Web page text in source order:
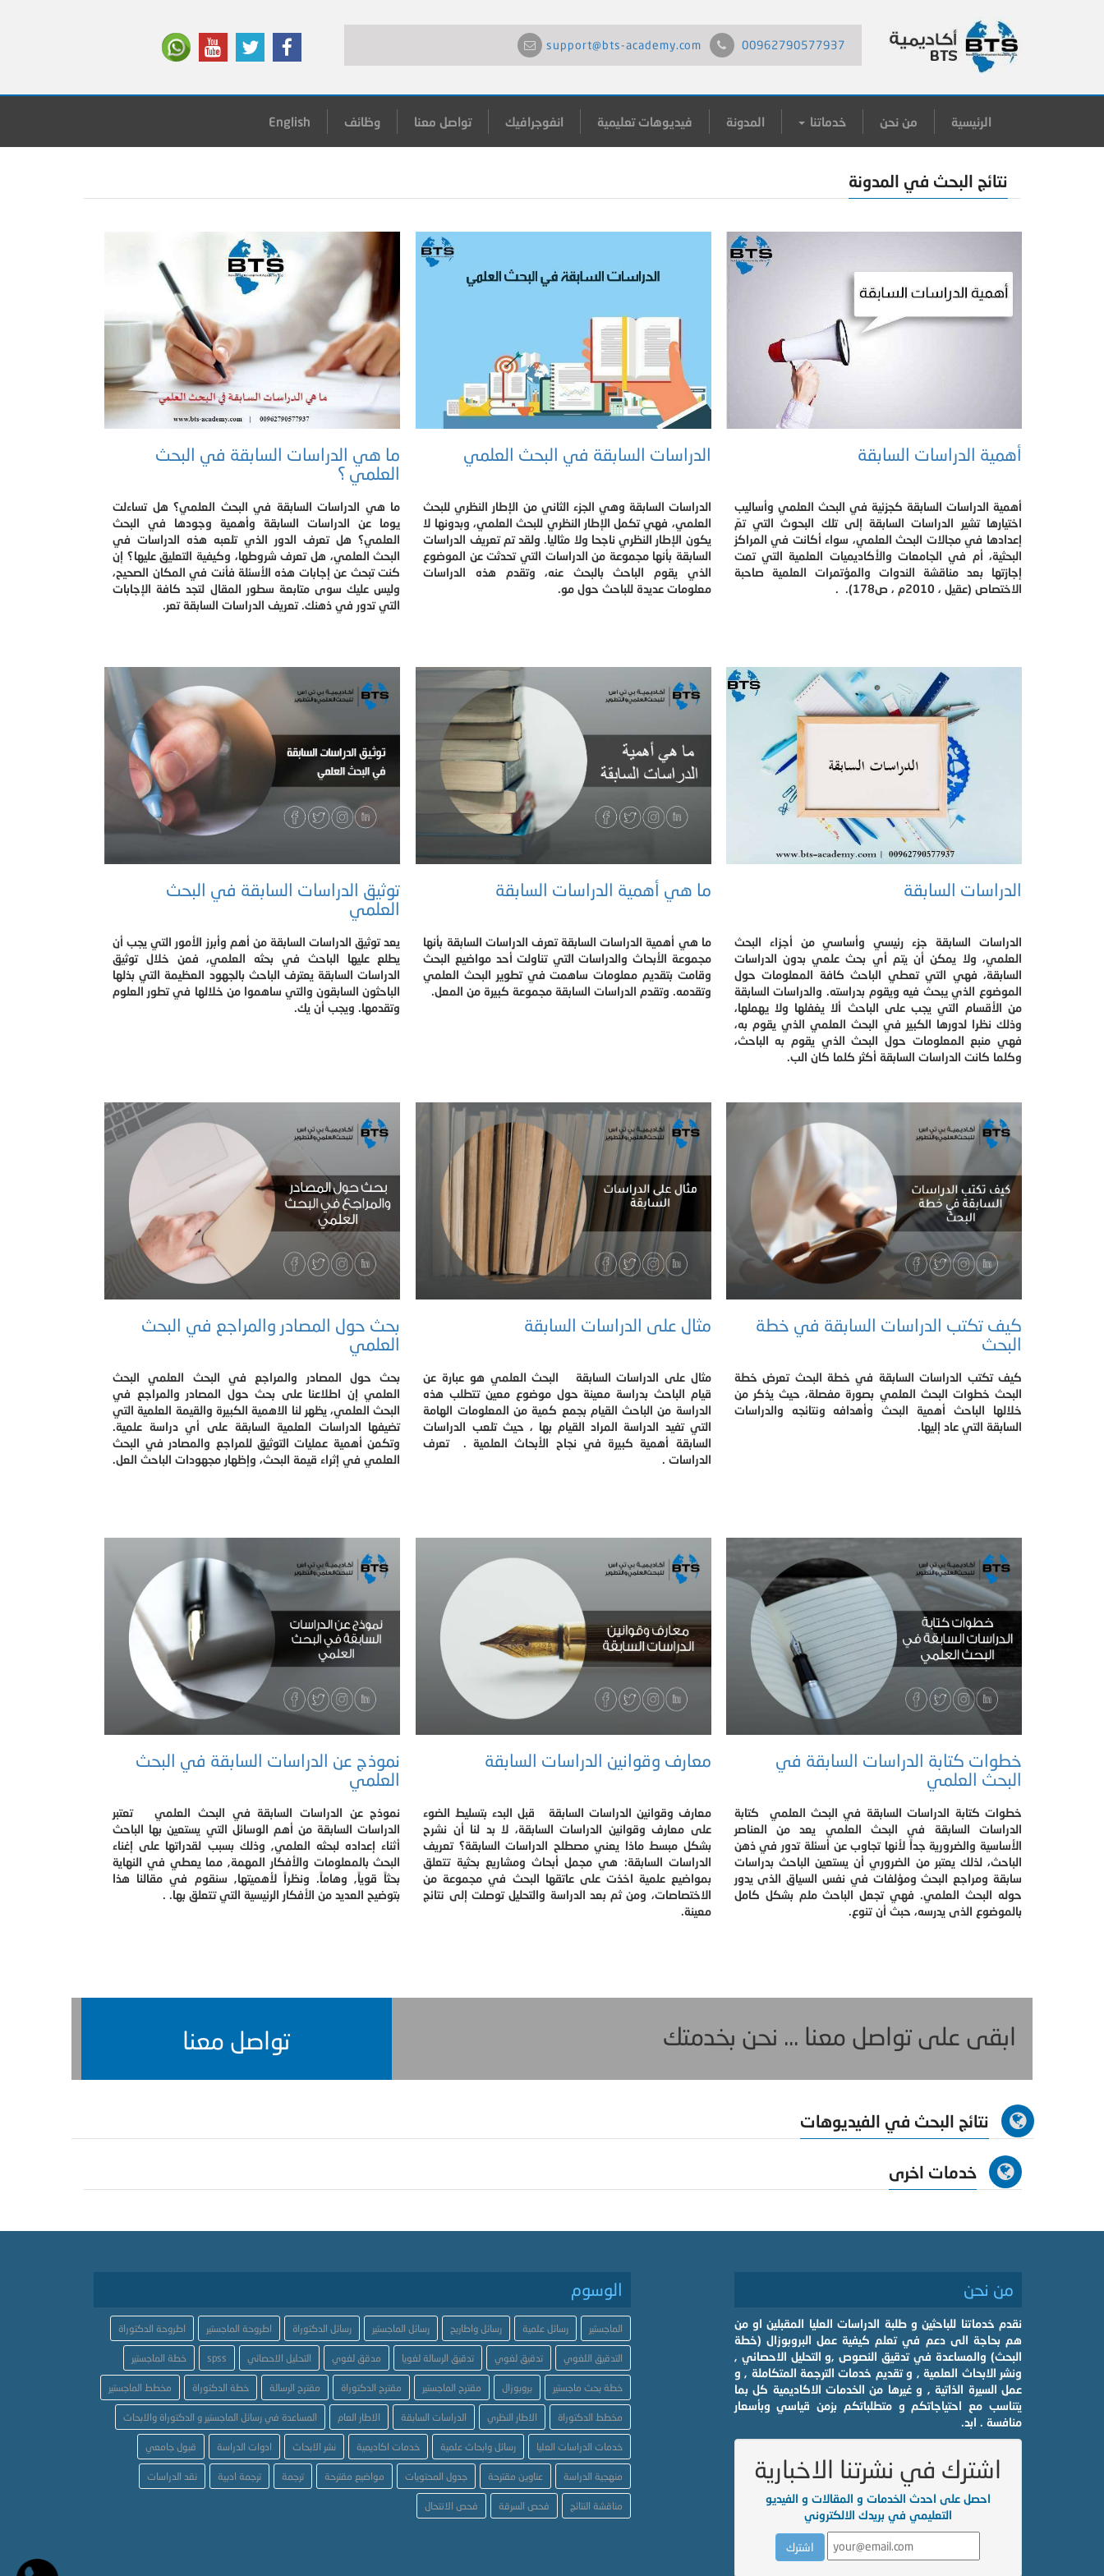
00962790577937
support@bts-academy.com
الرئيسية من نحن خدماتنا المدونة فيديوهات تعليمية انفوجرافيك تواصل معنا وظائف English
نتائج البحث في المدونة
أهمية الدراسات السابقة
أهمية الدراسات السابقة كجزئية في البحث العلمي وأساليب
اختيارها تشير الدراسات السابقة إلى تلك البحوث التي تمّ
إعدادها في مجالات البحث العلمي، سواء أكانت في المراكز
البحثية، أم في الجامعات والأكاديميات العلمية التي تمت
إجازتها بعد مناقشة الندوات والمؤتمرات العلمية صاحبة
الاختصاص (عقيل ، 2010م ، ص178). .
الدراسات السابقة في البحث العلمي
الدراسات السابقة وهي الجزء الثاني من الإطار النظري للبحث
العلمي، فهي تكمل الإطار النظري للبحث العلمي، وبدونها لا
يكون الإطار النظري ناجحا ولا مثاليا. ولقد تم تعريف الدراسات
السابقة بأنها مجموعة من الدراسات التي تحدثت عن الموضوع
الذي يقوم الباحث بالبحث عنه، وتقدم هذه الدراسات
معلومات عديدة للباحث حول مو.
ما هي الدراسات السابقة في البحث
العلمي ؟
ما هي الدراسات السابقة في البحث العلمي؟ هل تساءلت
يوما عن الدراسات السابقة وأهمية وجودها في البحث
العلمي؟ هل تعرف الدور الذي تلعبه هذه الدراسات في
البحث العلمي، هل تعرف شروطها، وكيفية التعليق عليها؟ إن
كنت تبحث عن إجابات هذه الأسئلة فأنت في المكان الصحيح،
وليس عليك سوى متابعة سطور المقال لتجد كافة الإجابات
التي تدور في ذهنك. تعريف الدراسات السابقة تعر.
الدراسات السابقة
الدراسات السابقة جزء رئيسي وأساسي من أجزاء البحث
العلمي، ولا يمكن أن يتم أي بحث علمي بدون الدراسات
السابقة، فهي التي تعطي الباحث كافة المعلومات حول
الموضوع الذي يبحث فيه ويقوم بدراسته. والدراسات السابقة
من الأقسام التي يجب على الباحث ألا يغفلها ولا يهملها،
وذلك نظرا لدورها الكبير في البحث العلمي الذي يقوم به،
فهي منبع المعلومات حول البحث الذي يقوم به الباحث،
وكلما كانت الدراسات السابقة أكثر كلما كان الب.
ما هي أهمية الدراسات السابقة
ما هي أهمية الدراسات السابقة تعرف الدراسات السابقة بأنها
مجموعة الأبحاث والدراسات التي تناولت أحد مواضيع البحث
وقامت بتقديم معلومات ساهمت في تطوير البحث العلمي
وتقدمه. وتقدم الدراسات السابقة مجموعة كبيرة من المعل.
توثيق الدراسات السابقة في البحث
العلمي
يعد توثيق الدراسات السابقة من أهم وأبرز الأمور التي يجب أن
يطلع عليها الباحث في بحثه العلمي، فمن خلال توثيق
الدراسات السابقة يعترف الباحث بالجهود العظيمة التي بذلها
الباحثون السابقون والتي ساهموا من خلالها في تطور العلوم
وتقدمها. ويجب أن يك.
كيف تكتب الدراسات السابقة في خطة
البحث
كيف تكتب الدراسات السابقة في خطة البحث تعرض خطة
البحث خطوات البحث العلمي بصورة مفصلة، حيث يذكر من
خلالها الباحث أهمية البحث وأهدافه ونتائجه والدراسات
السابقة التي عاد إليها.
مثال على الدراسات السابقة
مثال على الدراسات السابقة البحث العلمي هو عبارة عن
قيام الباحث بدراسة معينة حول موضوع معين تتطلب هذه
الدراسة من الباحث القيام بجمع كمية من المعلومات الهامة
التي تفيد الدراسة المراد القيام بها ، حيث تلعب الدراسات
السابقة أهمية كبيرة في نجاح الأبحاث العلمية . تعرف
الدراسات .
بحث حول المصادر والمراجع في البحث
العلمي
بحث حول المصادر والمراجع في البحث العلمي البحث
العلمي إن اطلاعنا على بحث حول المصادر والمراجع في
البحث العلمي، يظهر لنا الاهمية الكبيرة والقيمة العلمية التي
تضيفها الدراسات العلمية السابقة على أي دراسة علمية.
وتكمن أهمية عمليات التوثيق للمراجع والمصادر في البحث
العلمي في إثراء قيمة البحث، وإظهار مجهودات الباحث العل.
خطوات كتابة الدراسات السابقة في
البحث العلمي
خطوات كتابة الدراسات السابقة في البحث العلمي كتابة
الدراسات السابقة في البحث العلمي يعد من العناصر
الأساسية والضرورية جداً لأنها تجاوب عن أسئلة تدور في ذهن
الباحث، لذلك يعتبر من الضروري أن يستعين الباحث بدراسات
سابقة ومراجع البحث ومؤلفات في نفس السياق الذى يدور
حوله البحث العلمي. فهي تجعل الباحث ملم بشكل كامل
بالموضوع الذى يدرسه، حبث أن تنوع.
معارف وقوانين الدراسات السابقة
معارف وقوانين الدراسات السابقة قبل البدء بتسليط الضوء
على معارف وقوانين الدراسات السابقة، لا بد لنا أن نشرح
بشكل مبسط ماذا يعني مصطلح الدراسات السابقة؟ تعريف
الدراسات السابقة: هي مجمل أبحاث ومشاريع بحثية تتعلق
بمواضيع علمية اخذت على عاتقها البحث في مجموعة من
الاختصاصات، ومن ثم بعد الدراسة والتحليل توصلت إلى نتائج
معينة.
نموذج عن الدراسات السابقة في البحث
العلمي
نموذج عن الدراسات السابقة في البحث العلمي تعتبر
الدراسات السابقة من أهم الوسائل التي يستعين بها الباحث
أثناء إعداده لبحثه العلمي, وذلك بسبب لقدراتها على إغناء
البحث بالمعلومات والأفكار المهمة, مما يعطي في النهاية
بحثاً قوياً, وهاماً. ونظراً لأهميتها, سنقوم في مقالنا هذا
بتوضيح العديد من الأفكار الرئيسية التي تتعلق بها. .
ابقى على تواصل معنا ... نحن بخدمتك تواصل معنا
نتائج البحث في الفيديوهات
خدمات اخرى
من نحن
نقدم خدماتنا للباحثين و طلبة الدراسات العليا المقبلين او من
هم بحاجة الى دعم في تعلم كيفية عمل البروبوزال (خطة
البحث) والمساعدة في تدقيق النصوص ,و التحليل الاحصائي ,
ونشر الابحاث العلمية , و تقديم خدمات الترجمة المتكاملة , و
عمل السيرة الذاتية , و غيرها من الخدمات الاكاديمية كل بما
يتناسب مع احتياجاتكم و متطلباتكم بزمن قياسي وبأسعار
منافسة . ابد.
اشترك في نشرتنا الاخبارية
احصل على احدث الخدمات و المقالات و الفيديو
التعليمي في بريدك الالكتروني
الوسوم
الماجستير رسائل علمية رسائل واطاريح رسائل الماجستير رسائل الدكتوراة اطروحة الماجستير اطروحة الدكتوراة
التدقيق اللغوي تدقيق لغوي تدقيق الرسالة لغويا مدقق لغوي التحليل الاحصائي spss خطة الماجستير
خطة بحث ماجستير بروبوزال مقترح الماجستير مقترح الدكتوراة مقترح الرسالة خطة الدكتوراة مخطط الماجستير
مخطط الدكتوراة الاطار النظري الدراسات السابقة الاطار العام المساعدة في رسائل الماجستير و الدكتوراة والابحاث
خدمات الدراسات العليا رسائل وابحاث علمية خدمات اكاديمية نشر الابحاث ادوات الدراسة قبول جامعي
منهجية الدراسة عناوين مقترحة جدول المحتويات مواضيع مقترحة ترجمة ترجمة ادبية نقد الدراسات
مناقشة النتائج فحص السرقة فحص الانتحال